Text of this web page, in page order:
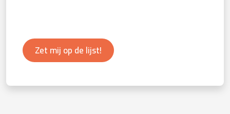
Zet mij op de lijst!